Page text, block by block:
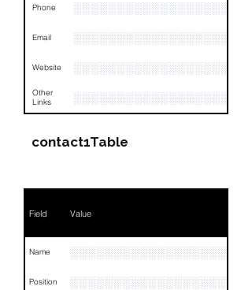
Phone
Email
Website
Other
Links
contact1Table
Field Value
Name ░░░░░░░░░░░░░░░░░░░
Position